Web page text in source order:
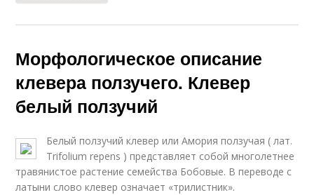
Морфологическое описание
клевера ползучего. Клевер
белый ползучий
Белый ползучий клевер или Амория ползучая ( лат.
Trifolium repens ) представляет собой многолетнее
травянистое растение семейства Бобовые. В переводе с
латыни слово клевер означает «трилистник».